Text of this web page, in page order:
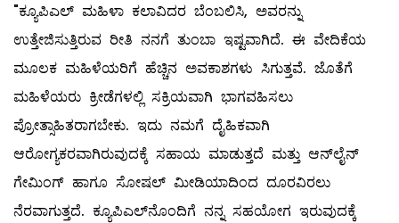
"ಕ್ಯೂಪಿಎಲ್ ಮಹಿಳಾ ಕಲಾವಿದರ ಬೆಂಬಲಿಸಿ, ಅವರನ್ನು
ಉತ್ತೇಜಿಸುತ್ತಿರುವ ರೀತಿ ನನಗೆ ತುಂಬಾ ಇಷ್ಟವಾಗಿದೆ. ಈ ವೇದಿಕೆಯ
ಮೂಲಕ ಮಹಿಳೆಯರಿಗೆ ಹೆಚ್ಚಿನ ಅವಕಾಶಗಳು ಸಿಗುತ್ತವೆ. ಜೊತೆಗೆ
ಮಹಿಳೆಯರು ಕ್ರೀಡೆಗಳಲ್ಲಿ ಸಕ್ರಿಯವಾಗಿ ಭಾಗವಹಿಸಲು
ಪ್ರೋತ್ಸಾಹಿತರಾಗಬೇಕು. ಇದು ನಮಗೆ ದೈಹಿಕವಾಗಿ
ಆರೋಗ್ಯಕರವಾಗಿರುವುದಕ್ಕೆ ಸಹಾಯ ಮಾಡುತ್ತದೆ ಮತ್ತು ಆನ್‌ಲೈನ್
ಗೇಮಿಂಗ್ ಹಾಗೂ ಸೋಷಲ್ ಮೀಡಿಯಾದಿಂದ ದೂರವಿರಲು
ನೆರವಾಗುತ್ತದೆ. ಕ್ಯೂಪಿಎಲ್‌ನೊಂದಿಗೆ ನನ್ನ ಸಹಯೋಗ ಇರುವುದಕ್ಕೆ